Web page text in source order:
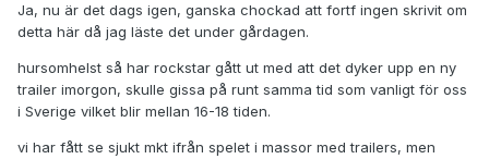
Ja, nu är det dags igen, ganska chockad att fortf ingen skrivit om
detta här då jag läste det under gårdagen.
hursomhelst så har rockstar gått ut med att det dyker upp en ny
trailer imorgon, skulle gissa på runt samma tid som vanligt för oss
i Sverige vilket blir mellan 16-18 tiden.
vi har fått se sjukt mkt ifrån spelet i massor med trailers, men